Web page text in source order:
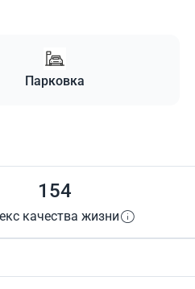
Парковка
154
качества жизни